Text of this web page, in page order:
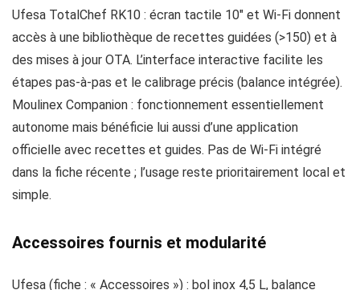
Ufesa TotalChef RK10 : écran tactile 10″ et Wi‑Fi donnent
accès à une bibliothèque de recettes guidées (>150) et à
des mises à jour OTA. L’interface interactive facilite les
étapes pas‑à‑pas et le calibrage précis (balance intégrée).
Moulinex Companion : fonctionnement essentiellement
autonome mais bénéficie lui aussi d’une application
officielle avec recettes et guides. Pas de Wi‑Fi intégré
dans la fiche récente ; l’usage reste prioritairement local et
simple.
Accessoires fournis et modularité
Ufesa (fiche : « Accessoires ») : bol inox 4,5 L, balance